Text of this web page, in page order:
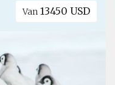
Van 13450 USD